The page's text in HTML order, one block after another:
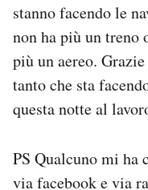
stanno facendo le
non ha più un treno
più un aereo.
tanto che sta
questa notte al
PS Qualcuno mi ha
via facebook e via